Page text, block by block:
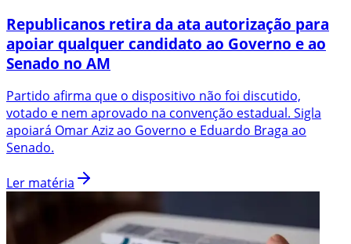
Republicanos retira da ata autorização para
apoiar qualquer candidato ao Governo e ao
Senado no AM
Partido afirma que o dispositivo não foi discutido,
votado e nem aprovado na convenção estadual. Sigla
apoiará Omar Aziz ao Governo e Eduardo Braga ao
Senado.
Ler matéria